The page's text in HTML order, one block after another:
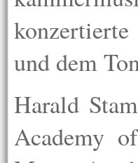
und dem
Harald
Academy